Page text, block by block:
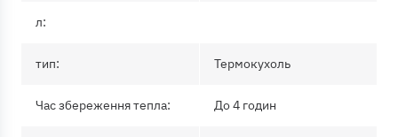
л:
тип: Термокухоль
Час збереження тепла: До 4 годин